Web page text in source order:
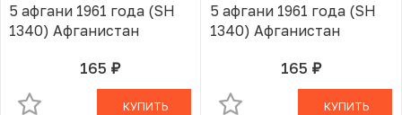
5 афгани 1961 года (SH
1340) Афганистан
165 руб.В КОРЗИНЕ
КУПИТЬ
5 афгани 1961 года (SH
1340) Афганистан
165 руб.В КОРЗИНЕ
КУПИТЬ